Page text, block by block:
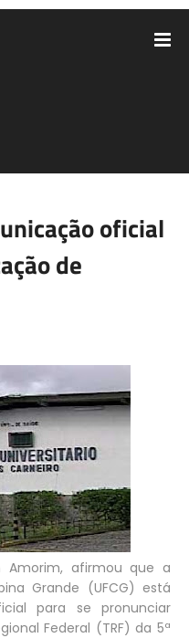
oficial
de
Amorim, afirmou que a
Grande (UFCG) está
para se pronunciar
Federal (TRF) da 5ª